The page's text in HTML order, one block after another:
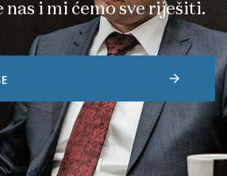
i mi ćemo sve riješiti.
arrow_forward